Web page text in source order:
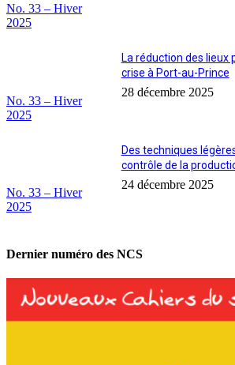
No. 33 – Hiver
2025
No. 33 – Hiver
2025
La réduction des lieux
crise à Port-au-Prince
28 décembre 2025
No. 33 – Hiver
2025
Des techniques
contrôle de la
24 décembre 2025
Dernier numéro des NCS